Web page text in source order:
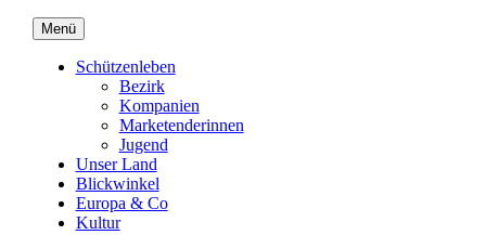
Menü
Schützenleben
Bezirk
Kompanien
Marketenderinnen
Jugend
Unser Land
Blickwinkel
Europa & Co
Kultur